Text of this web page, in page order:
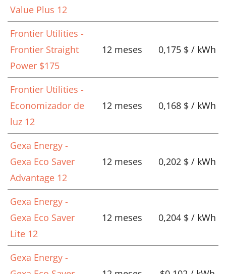
Value Plus 12
Frontier Utilities -
Frontier Straight
Power $175
12 meses 0,175 $ / kWh
Frontier Utilities -
Economizador de
luz 12
12 meses 0,168 $ / kWh
Gexa Energy -
Gexa Eco Saver
Advantage 12
12 meses 0,202 $ / kWh
Gexa Energy -
Gexa Eco Saver
Lite 12
12 meses 0,204 $ / kWh
Gexa Energy -